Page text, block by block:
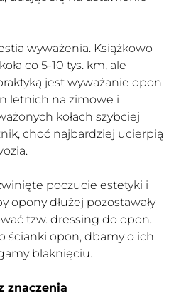
wyważenia. Książkowo
co 5-10 tys. km, ale
jest wyważanie opon
letnich na zimowe i
kołach szybciej
choć najbardziej ucierpią
poczucie estetyki i
opony dłużej pozostawały
tzw. dressing do opon.
ścianki opon, dbamy o ich
blaknięciu.
znaczenia